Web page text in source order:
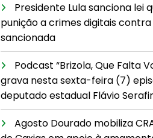
Presidente Lula sanciona lei
punição a crimes digitais
sancionada
Podcast “Brizola, Que Falta
grava nesta sexta-feira (7)
deputado estadual Flávio
Agosto Dourado mobiliza